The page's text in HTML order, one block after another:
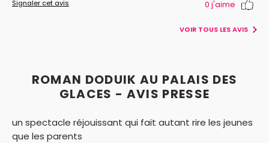
Signaler cet avis 0 j'aime
VOIR TOUS LES AVIS
ROMAN DODUIK AU PALAIS DES
GLACES - AVIS PRESSE
un spectacle réjouissant qui fait autant rire les jeunes
que les parents